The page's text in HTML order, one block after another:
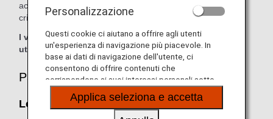
accesso alle lounge potrebbero essere diversi: controlla i
criteri di accesso della compagnia aerea in questione.
I voucher Suite Lounge ANA non possono essere
utilizzati in questa lounge.
Passeggeri idonei
Lounge Plaza Premium:
Personalizzazione
Questi cookie ci aiutano a offrire agli utenti
un'esperienza di navigazione più piacevole. In
base ai dati di navigazione dell'utente, ci
consentono di offrire contenuti che
corrispondono ai suoi interessi personali sotto
forma di siti web, e-mail, social media e pubblicità.
Applica seleziona e accetta